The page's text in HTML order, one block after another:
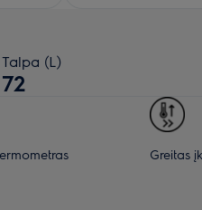
Talpa (L)
72
Greitas